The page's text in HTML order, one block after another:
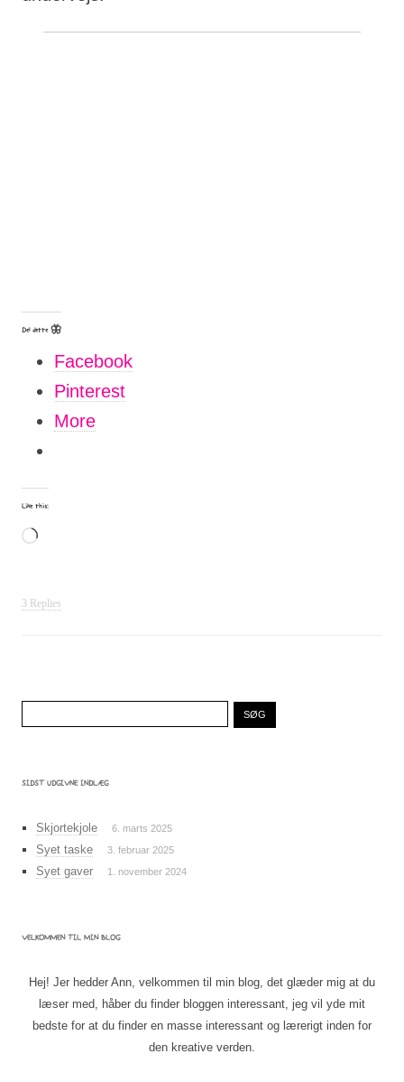
Del dette 🦋
Facebook
Pinterest
More
Like this:
Loading…
3 Replies
SIDST UDGIVNE INDLÆG
Skjortekjole 6. marts 2025
Syet taske 3. februar 2025
Syet gaver 1. november 2024
VELKOMMEN TIL MIN BLOG
Hej! Jer hedder Ann, velkommen til min blog, det glæder mig at du
læser med, håber du finder bloggen interessant, jeg vil yde mit
bedste for at du finder en masse interessant og lærerigt inden for
den kreative verden.